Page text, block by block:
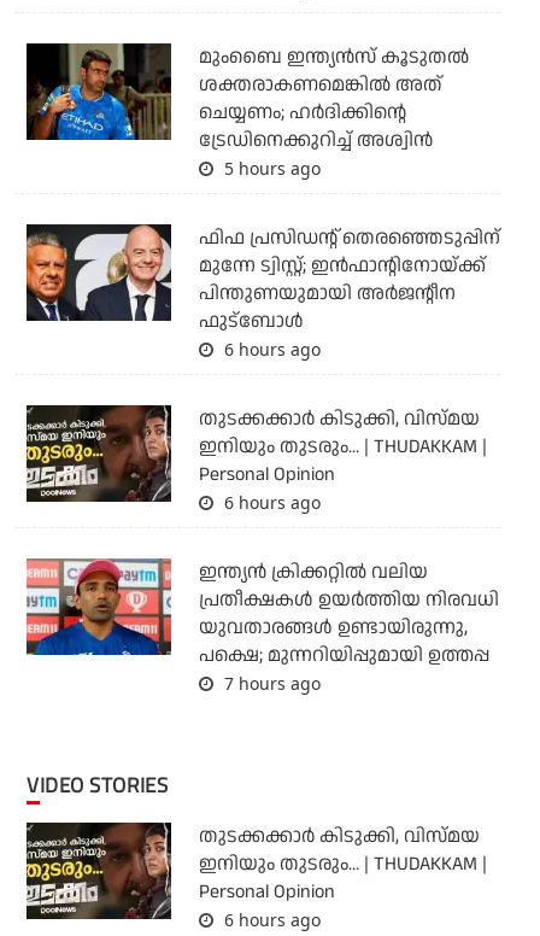
മുംബൈ ഇന്ത്യന്‍സ് കൂടുതല്‍
ശക്തരാകണമെങ്കില്‍ അത്
ചെയ്യണം; ഹര്‍ദിക്കിന്റെ
ട്രേഡിനെക്കുറിച്ച് അശ്വിന്‍
5 hours ago
ഫിഫ പ്രസിഡന്റ് തെരഞ്ഞെടുപ്പിന്
മുന്നേ ട്വിസ്റ്റ്; ഇന്‍ഫാന്റിനോയ്ക്ക്
പിന്തുണയുമായി അര്‍ജന്റീന
ഫുട്‌ബോള്‍
6 hours ago
തുടക്കക്കാര്‍ കിടുക്കി, വിസ്മയ
ഇനിയും തുടരും... | THUDAKKAM |
Personal Opinion
6 hours ago
ഇന്ത്യന്‍ ക്രിക്കറ്റില്‍ വലിയ
പ്രതീക്ഷകള്‍ ഉയര്‍ത്തിയ നിരവധി
യുവതാരങ്ങള്‍ ഉണ്ടായിരുന്നു,
പക്ഷെ; മുന്നറിയിപ്പുമായി ഉത്തപ്പ
7 hours ago
VIDEO STORIES
തുടക്കക്കാര്‍ കിടുക്കി, വിസ്മയ
ഇനിയും തുടരും... | THUDAKKAM |
Personal Opinion
6 hours ago